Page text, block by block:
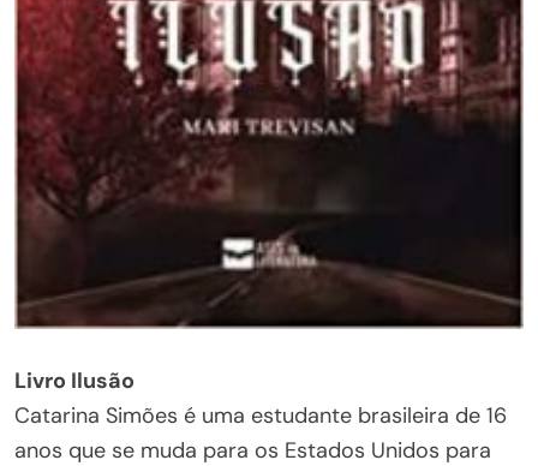
Livro Ilusão
Catarina Simões é uma estudante brasileira de 16
anos que se muda para os Estados Unidos para